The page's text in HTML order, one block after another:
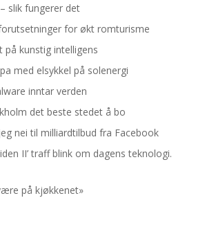
slik fungerer det
for økt romturisme
på kunstig intelligens
med elsykkel på solenergi
inntar verden
det beste stedet å bo
nei til milliardtilbud fra Facebook
II’ traff blink om dagens teknologi.
på kjøkkenet»